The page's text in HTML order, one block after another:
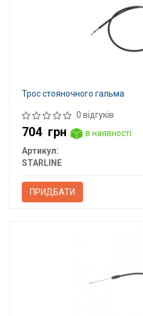
Трос стояночного гальма
0 відгуків
704 грн
в наявності
Артикул:
STARLINE
ПРИДБАТИ